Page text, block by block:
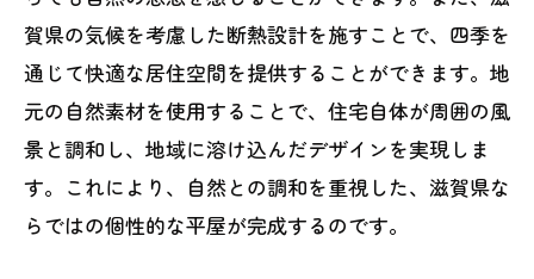
賀県の気候を考慮した断熱設計を施すことで、四季を
通じて快適な居住空間を提供することができます。地
元の自然素材を使用することで、住宅自体が周囲の風
景と調和し、地域に溶け込んだデザインを実現しま
す。これにより、自然との調和を重視した、滋賀県な
らではの個性的な平屋が完成するのです。